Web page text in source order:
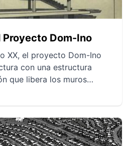
Proyecto Dom-Ino
XX, el proyecto Dom-Ino
con una estructura
que libera los muros
movimientos
de la
continúa
energética y la